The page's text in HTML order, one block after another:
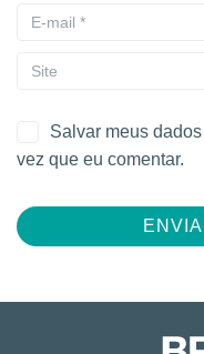
Salvar meus
vez que eu comentar.